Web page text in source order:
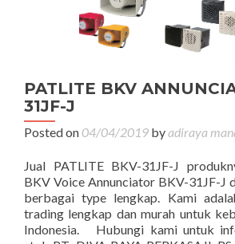
PATLITE BKV
31JF-J
Posted on04/04/2019 byadiraya
Jual PATLITE BKV-31JF-J
BKV Voice Annunciator BKV-31JF-J
berbagai type lengkap. Kami
trading lengkap dan murah untuk
Indonesia. Hubungi kami untuk